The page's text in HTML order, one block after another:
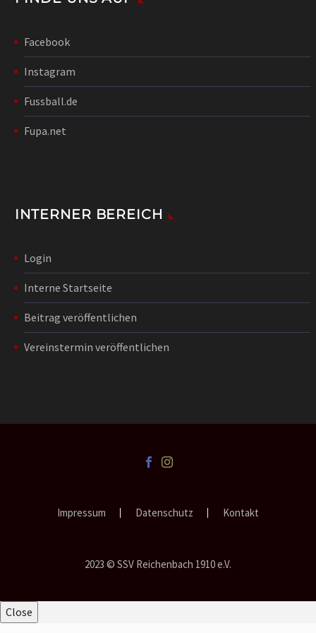
Facebook
Instagram
Fussball.de
Fupa.net
INTERNER BEREICH
Login
Interne Startseite
Beitrag veröffentlichen
Vereinstermin veröffentlichen
Impressum Datenschutz Kontakt
2023 © SSV Reichenbach 1910 e.V.
Close